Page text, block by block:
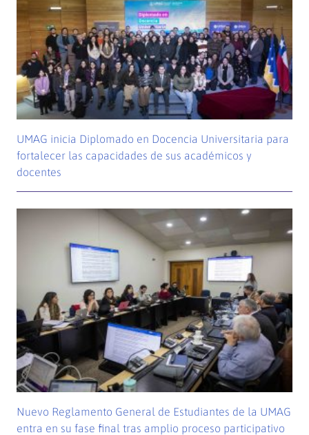
UMAG inicia Diplomado en Docencia Universitaria para
fortalecer las capacidades de sus académicos y
docentes
Nuevo Reglamento General de Estudiantes de la UMAG
entra en su fase final tras amplio proceso participativo